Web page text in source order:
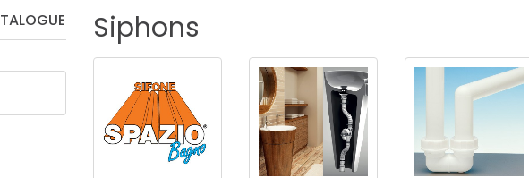
CUISINE SALLE DE BAIN INDUSTRIE
PMR BONDES ACCESSORIES
Siphons